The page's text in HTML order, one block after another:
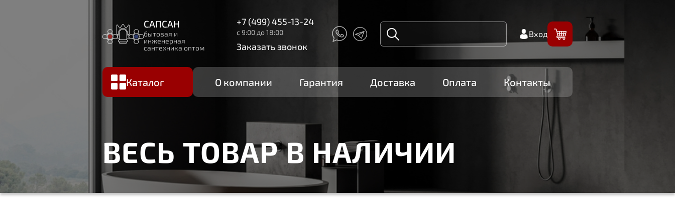
САПСАН
бытовая и
инженерная
сантехника оптом
+7 (499) 455-13-24
с 9:00 до 18:00
Заказать звонок
Вход
Каталог О компании Гарантия Доставка Оплата Контакты
ВЕСЬ ТОВАР В НАЛИЧИИ